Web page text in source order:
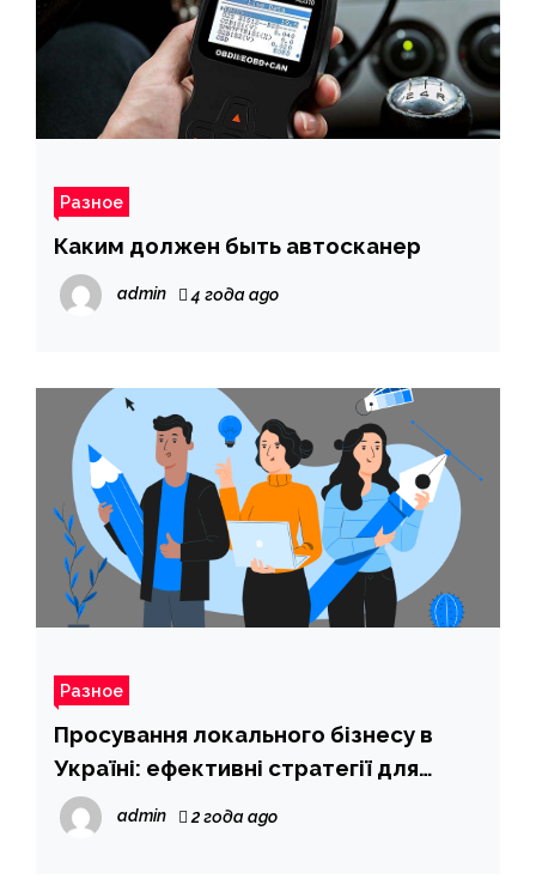
Разное
Каким должен быть автосканер
admin 4 года ago
Разное
Просування локального бізнесу в
Україні: ефективні стратегії для
успіху
admin 2 года ago